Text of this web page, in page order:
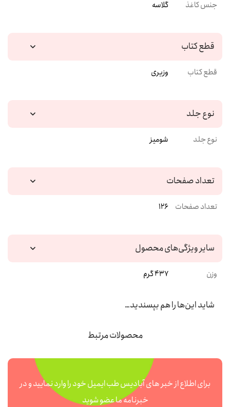
جنس کاغذ گلاسه
قطع کتاب
قطع کتاب وزیری
نوع جلد
نوع جلد شومیز
تعداد صفحات
تعداد صفحات 126
سایر ویژگی‌های محصول
وزن 437 گرم
شاید این‌ها را هم بپسندید…
محصولات مرتبط
برای اطلاع از خبر های آبادیس طب ایمیل خود را وارد نمایید و در
خبرنامه ما عضو شوید